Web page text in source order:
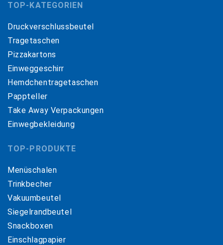
TOP-KATEGORIEN
Druckverschlussbeutel
Tragetaschen
Pizzakartons
Einweggeschirr
Hemdchentragetaschen
Pappteller
Take Away Verpackungen
Einwegbekleidung
TOP-PRODUKTE
Menüschalen
Trinkbecher
Vakuumbeutel
Siegelrandbeutel
Snackboxen
Einschlagpapier